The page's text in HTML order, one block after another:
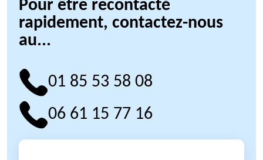
Pour être recontacté
rapidement, contactez-nous
au...
01 85 53 58 08
06 61 15 77 16